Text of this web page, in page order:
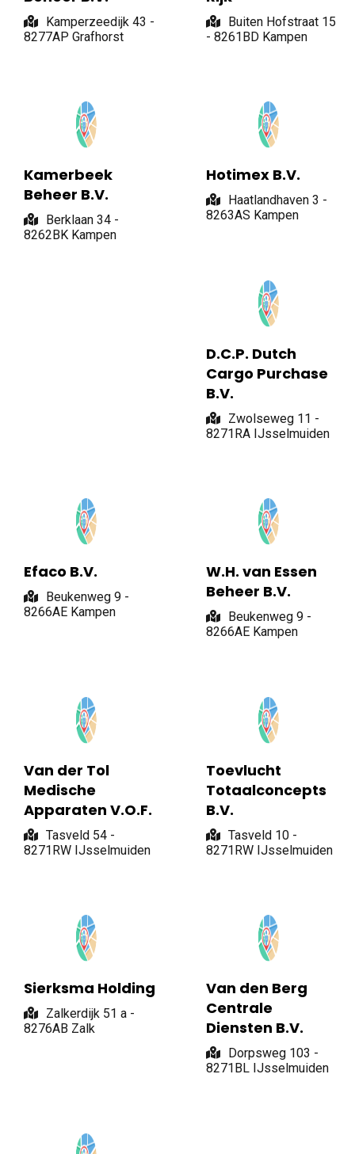
Kamperzeedijk 43 -
8277AP Grafhorst
Buiten Hofstraat 15
- 8261BD Kampen
Kamerbeek
Beheer B.V.
Berklaan 34 -
8262BK Kampen
Hotimex B.V.
Haatlandhaven 3 -
8263AS Kampen
D.C.P. Dutch
Cargo Purchase
B.V.
Zwolseweg 11 -
8271RA IJsselmuiden
Efaco B.V.
Beukenweg 9 -
8266AE Kampen
W.H. van Essen
Beheer B.V.
Beukenweg 9 -
8266AE Kampen
Van der Tol
Medische
Apparaten V.O.F.
Tasveld 54 -
8271RW IJsselmuiden
Toevlucht
Totaalconcepts
B.V.
Tasveld 10 -
8271RW IJsselmuiden
Sierksma Holding
Zalkerdijk 51 a -
8276AB Zalk
Van den Berg
Centrale
Diensten B.V.
Dorpsweg 103 -
8271BL IJsselmuiden